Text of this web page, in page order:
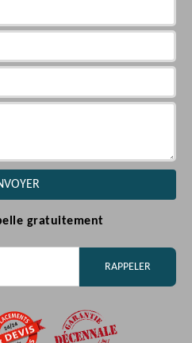
gratuitement